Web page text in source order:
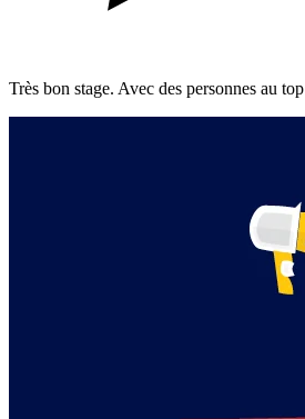
Très bon stage. Avec des personnes au top